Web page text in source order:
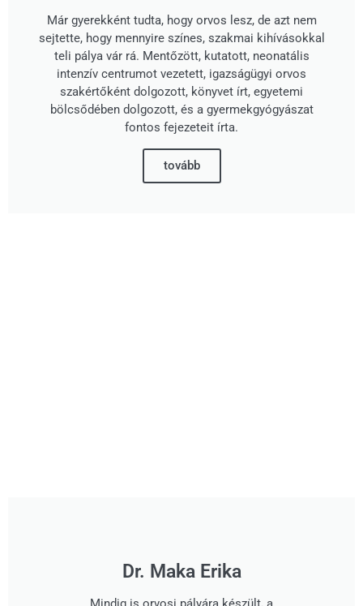
Már gyerekként tudta, hogy orvos lesz, de azt nem
sejtette, hogy mennyire színes, szakmai kihívásokkal
teli pálya vár rá. Mentőzött, kutatott, neonatális
intenzív centrumot vezetett, igazságügyi orvos
szakértőként dolgozott, könyvet írt, egyetemi
bölcsődében dolgozott, és a gyermekgyógyászat
fontos fejezeteit írta.
tovább
Dr. Maka Erika